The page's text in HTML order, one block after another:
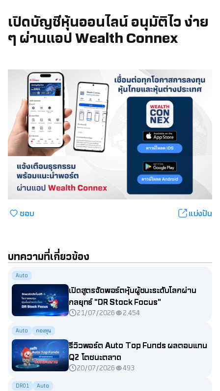
เปิดบัญชีหุ้นออนไลน์ อนุมัติไว ง่าย
ๆ ผ่านแอป Wealth Connex
ชอบ แบ่งปัน
บทความที่เกี่ยวข้อง
Auto
เปิดสูตรจัดพอร์ตหุ้นผู้ชนะระดับโลกผ่าน
กลยุทธ์ "DR Stock Focus"
21/07/2026 2,454
Auto กองทุน
รีวิวพอร์ต Auto Top Funds ผลตอบแทน
Q2 โตชนะตลาด
20/07/2026 493
DR01 Auto